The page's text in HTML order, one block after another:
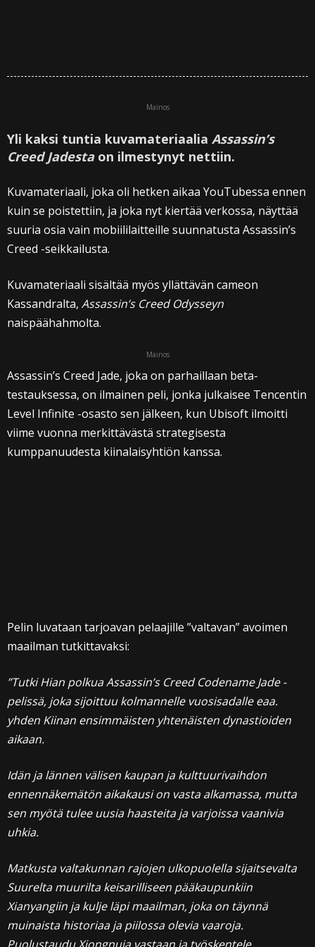
Mainos
Yli kaksi tuntia kuvamateriaalia Assassin’s
Creed Jadestaon ilmestynyt nettiin.
Kuvamateriaali, joka oli hetken aikaa YouTubessa ennen
kuin se poistettiin, ja joka nyt kiertää verkossa, näyttää
suuria osia vain mobiililaitteille suunnatusta Assassin’s
Creed -seikkailusta.
Kuvamateriaali sisältää myös yllättävän cameon
Kassandralta, Assassin’s Creed Odysseyn
naispäähahmolta.
Mainos
Assassin’s Creed Jade, joka on parhaillaan beta-
testauksessa, on ilmainen peli, jonka julkaisee Tencentin
Level Infinite -osasto sen jälkeen, kun Ubisoft ilmoitti
viime vuonna merkittävästä strategisesta
kumppanuudesta kiinalaisyhtiön kanssa.
Pelin luvataan tarjoavan pelaajille ”valtavan” avoimen
maailman tutkittavaksi:
”Tutki Hian polkua Assassin’s Creed Codename Jade -
pelissä, joka sijoittuu kolmannelle vuosisadalle eaa.
yhden Kiinan ensimmäisten yhtenäisten dynastioiden
aikaan.
Idän ja lännen välisen kaupan ja kulttuurivaihdon
ennennäkemätön aikakausi on vasta alkamassa, mutta
sen myötä tulee uusia haasteita ja varjoissa vaanivia
uhkia.
Matkusta valtakunnan rajojen ulkopuolella sijaitsevalta
Suurelta muurilta keisarilliseen pääkaupunkiin
Xianyangiin ja kulje läpi maailman, joka on täynnä
muinaista historiaa ja piilossa olevia vaaroja.